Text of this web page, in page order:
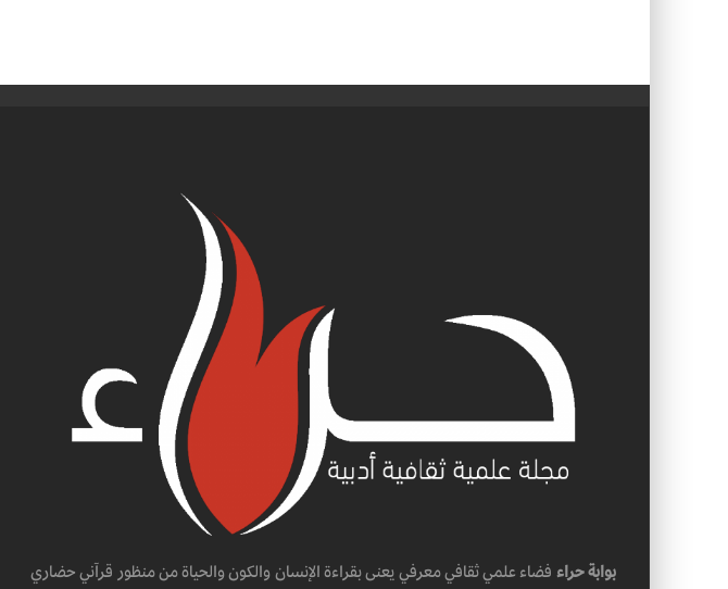
بوابة حراء فضاء علمي ثقافي معرفي يعنى بقراءة الإنسان والكون والحياة من منظور قرآني حضاري